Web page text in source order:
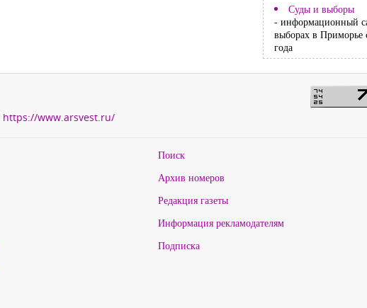
Суды и выборы
- информационный
выборах в Приморье
года
https://www.arsvest.ru/
Поиск
Архив номеров
Редакция газеты
Информация рекламодателям
Подписка